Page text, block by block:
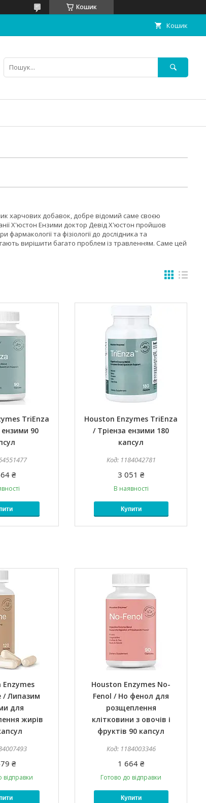
Кошик
Кошик
харчових добавок, добре відомий саме своєю
Х'юстон Ензими доктор Девід Х'юстон пройшов
та фізіології до дослідника та
вирішити багато проблем із травленням. Саме цей
TriEnza
ензими 90
₴
Houston Enzymes TriEnza
/ Тріенза ензими 180
капсул
1184042781
3 051 ₴
В наявності
Купити
Enzymes
/ Липазим
для
жирів
₴
відправки
Houston Enzymes No-
Fenol / Но фенол для
розщеплення
клітковини з овочів і
фруктів 90 капсул
1184003346
1 664 ₴
Готово до відправки
Купити